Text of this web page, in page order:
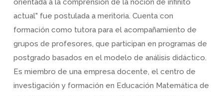
orientada a la comprensión de la noción de infinito
actual" fue postulada a meritoria. Cuenta con
formación como tutora para el acompañamiento de
grupos de profesores, que participan en programas de
postgrado basados en el modelo de análisis didáctico.
Es miembro de una empresa docente, el centro de
investigación y formación en Educación Matemática de